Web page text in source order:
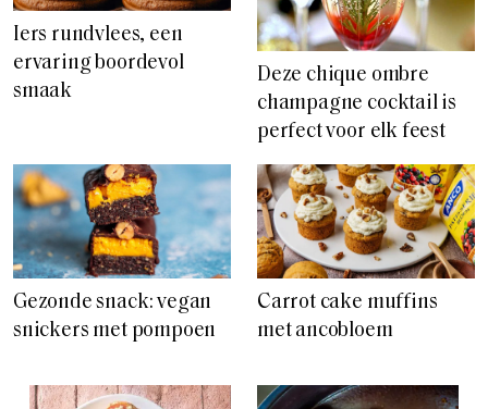
Iers rundvlees, een
ervaring boordevol
smaak
Deze chique ombre
champagne cocktail is
perfect voor elk feest
Gezonde snack: vegan
snickers met pompoen
Carrot cake muffins
met ancobloem